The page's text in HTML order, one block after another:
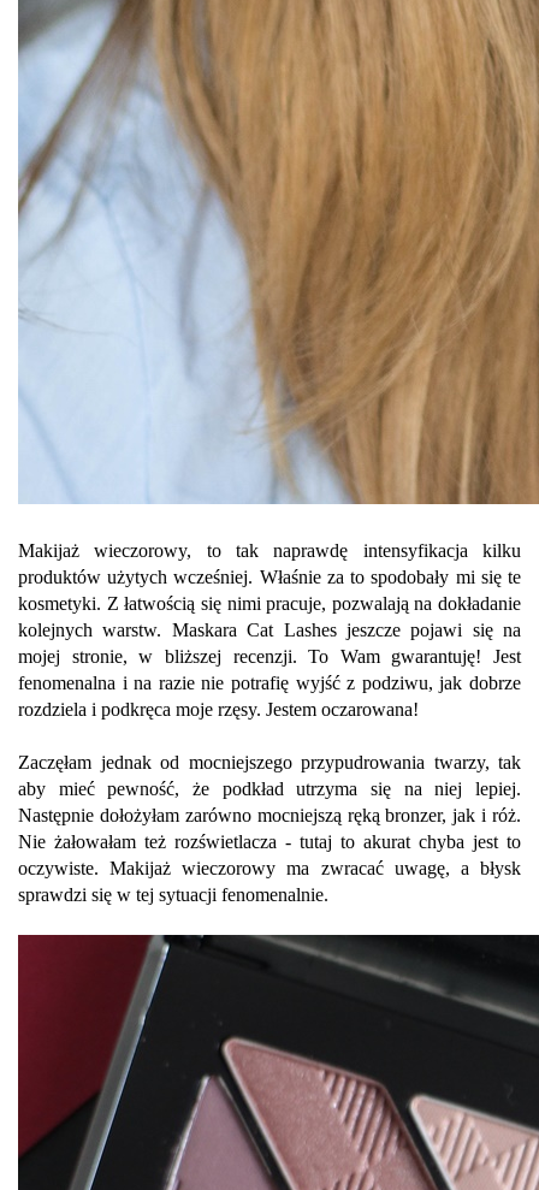
Makijaż wieczorowy, to tak naprawdę intensyfikacja kilku
produktów użytych wcześniej. Właśnie za to spodobały mi się te
kosmetyki. Z łatwością się nimi pracuje, pozwalają na dokładanie
kolejnych warstw. Maskara Cat Lashes jeszcze pojawi się na
mojej stronie, w bliższej recenzji. To Wam gwarantuję! Jest
fenomenalna i na razie nie potrafię wyjść z podziwu, jak dobrze
rozdziela i podkręca moje rzęsy. Jestem oczarowana!
Zaczęłam jednak od mocniejszego przypudrowania twarzy, tak
aby mieć pewność, że podkład utrzyma się na niej lepiej.
Następnie dołożyłam zarówno mocniejszą ręką bronzer, jak i róż.
Nie żałowałam też rozświetlacza - tutaj to akurat chyba jest to
oczywiste. Makijaż wieczorowy ma zwracać uwagę, a błysk
sprawdzi się w tej sytuacji fenomenalnie.